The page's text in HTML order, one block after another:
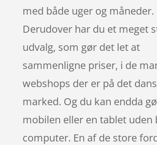
med både uger og måneder.
Derudover har du et meget
udvalg, som gør det let at
sammenligne priser, i de
webshops der er på det
marked. Og du kan endda
mobilen eller en tablet uden
computer. En af de store